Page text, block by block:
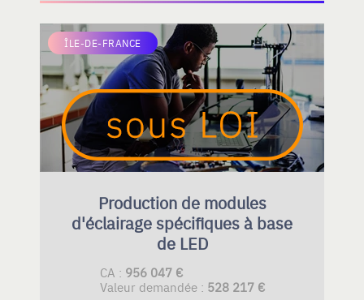
ÎLE-DE-FRANCE
Production de modules
d'éclairage spécifiques à base
de LED
CA : 956 047 €
Valeur demandée : 528 217 €